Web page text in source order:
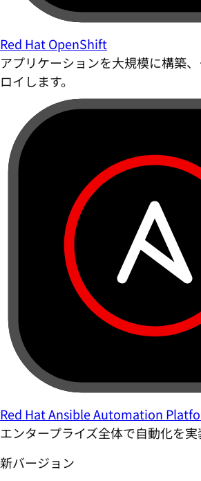
Red Hat OpenShift
アプリケーションを大規模に構築
ロイします。
Red Hat Ansible Automation
エンタープライズ全体で自動化を実
新バージョン